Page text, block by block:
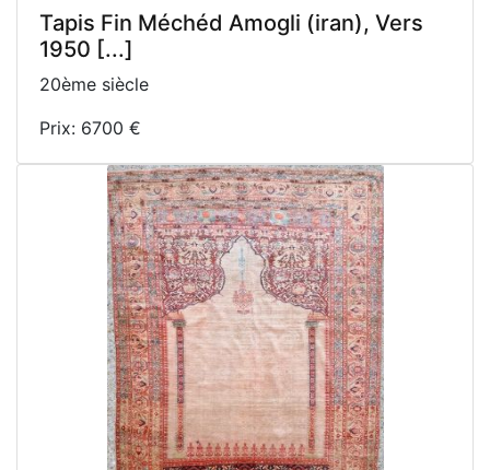
Tapis Fin Méchéd Amogli (iran), Vers
1950 [...]
20ème siècle
Prix: 6700 €